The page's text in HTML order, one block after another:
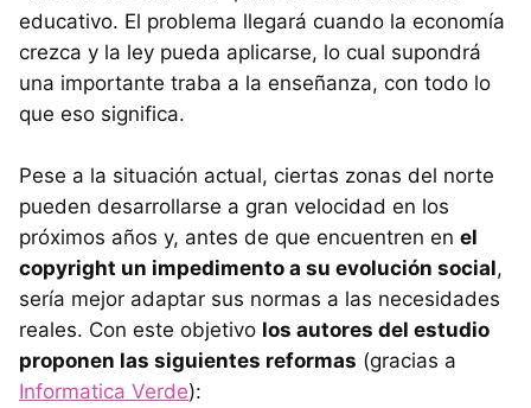
educativo. El problema llegará cuando la economía
crezca y la ley pueda aplicarse, lo cual supondrá
una importante traba a la enseñanza, con todo lo
que eso significa.
Pese a la situación actual, ciertas zonas del norte
pueden desarrollarse a gran velocidad en los
próximos años y, antes de que encuentren en el
copyright un impedimento a su evolución social,
sería mejor adaptar sus normas a las necesidades
reales. Con este objetivo los autores del estudio
proponen las siguientes reformas (gracias a
Informatica Verde):